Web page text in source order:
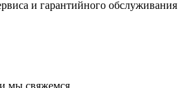
и гарантийного обслуживания
мы свяжемся